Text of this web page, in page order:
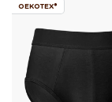
OEKOTEX®